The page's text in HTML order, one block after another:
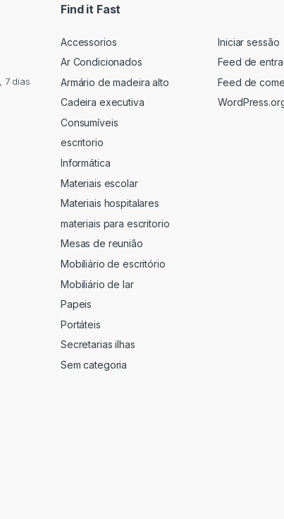
7 dias
Find it Fast
Accessorios
Ar Condicionados
Armário de madeira alto
Cadeira executiva
Consumíveis
escritorio
Informática
Materiais escolar
Materiais hospitalares
materiais para escritorio
Mesas de reunião
Mobiliário de escritório
Mobiliário de lar
Papeis
Portáteis
Secretarias ilhas
Sem categoria
Iniciar sessão
Feed de
Feed de